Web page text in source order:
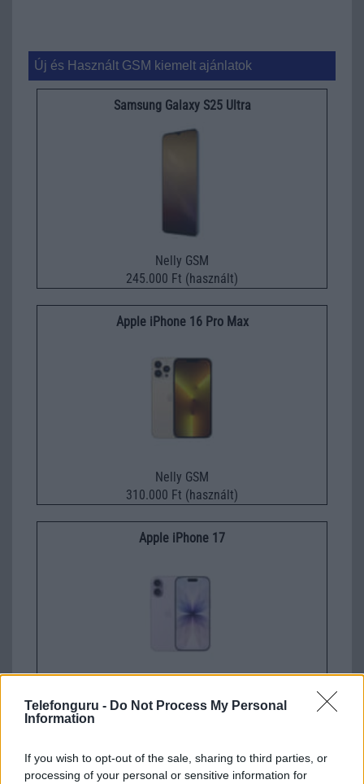
Telefonguru - Do Not Process My Personal
Information
If you wish to opt-out of the sale, sharing to third parties, or
processing of your personal or sensitive information for
Új és Használt GSM kiemelt ajánlatok
Samsung Galaxy S25 Ultra
Nelly GSM
245.000 Ft (használt)
Apple iPhone 16 Pro Max
Nelly GSM
310.000 Ft (használt)
Apple iPhone 17
295.000 Ft (új)